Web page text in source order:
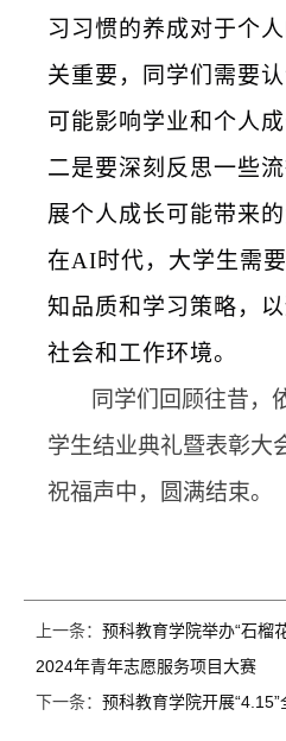
习习惯的养成对于个
关重要，同学们需要
可能影响学业和个人
二是要深刻反思一些
展个人成长可能带来
在AI时代，大学生需
知品质和学习策略，
社会和工作环境。
同学们回顾往昔，
学生结业典礼暨表彰大
祝福声中，圆满结束。
上一条： 预科教育学院举办“石榴
2024年青年志愿服务项目大赛
下一条： 预科教育学院开展